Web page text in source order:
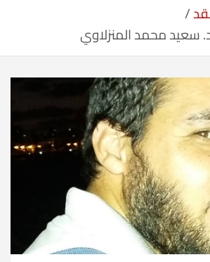
سعيد محمد المنزلاوي